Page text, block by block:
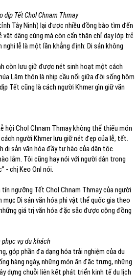
Tết Chol Chnam Thmay
Tây Ninh) lại được nhiều đồng bào tìm đến
dâng cúng mà còn cẩn thận chỉ dạy lớp trẻ
lễ là một lần khẳng định: Di sản không
còn lưu giữ được nét sinh hoạt một cách
Lâm thôn là nhịp cầu nối giữa đời sống hôm
Tết cũng là cách người Khmer gìn giữ văn
hội Chol Chnam Thmay không thể thiếu món
người Khmer lưu giữ nét đẹp của lễ, tết.
di sản văn hóa đầy tự hào của dân tộc.
lắm. Tôi cũng hay nói với người dân trong
- chị Keo Onl nói.
ngưỡng Tết Chol Chnam Thmay của người
Di sản văn hóa phi vật thể quốc gia theo
giá trị văn hóa đặc sắc được cộng đồng
vụ du khách
góp phần đa dạng hóa trải nghiệm của du
hàng ngày, những món ăn đặc trưng, những
dựng chuỗi liên kết phát triển kinh tế du lịch